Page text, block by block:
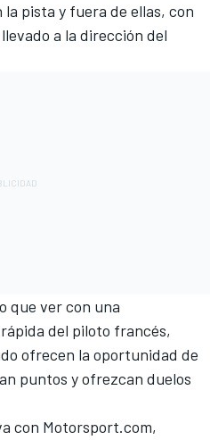
pista y fuera de ellas, con
a la dirección del
que ver con una
del piloto francés,
ofrecen la oportunidad de
puntos y ofrezcan duelos
con Motorsport.com,